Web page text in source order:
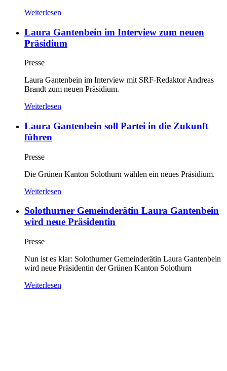
Weiterlesen
Laura Gantenbein im Interview zum neuen
Präsidium
Presse
Laura Gantenbein im Interview mit SRF-Redaktor Andreas
Brandt zum neuen Präsidium.
Weiterlesen
Laura Gantenbein soll Partei in die Zukunft
führen
Presse
Die Grünen Kanton Solothurn wählen ein neues Präsidium.
Weiterlesen
Solothurner Gemeinderätin Laura Gantenbein
wird neue Präsidentin
Presse
Nun ist es klar: Solothurner Gemeinderätin Laura Gantenbein
wird neue Präsidentin der Grünen Kanton Solothurn
Weiterlesen